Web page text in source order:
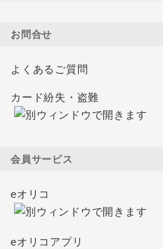
お問合せ
よくあるご質問
カード紛失・盗難
会員サービス
eオリコ
eオリコアプリ